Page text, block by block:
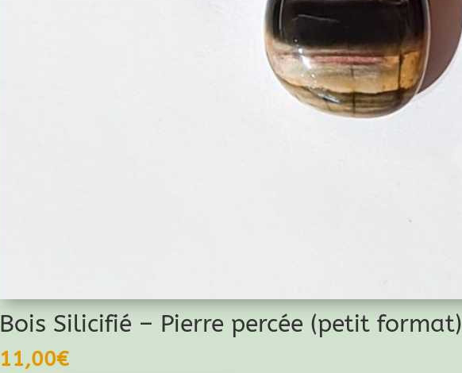
Bois Silicifié – Pierre percée (petit format)
11,00€